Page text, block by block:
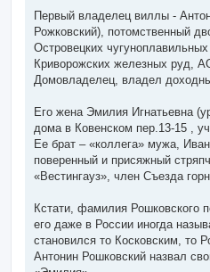
Первый владелец виллы -
Рожковский), потомственный
Островецких
Криворожских железных руд,
Домовладелец, владел
Его жена Эмилия Игнатьевна
дома в Ковенском пер.13-15 ,
Ее брат – «коллега» мужа,
поверенный и присяжный
«Вестингауз», член Съезда
Кстати, фамилия Рошковского
его даже в России иногда
становился то Косковским, то
Антонин Рошковский назвал